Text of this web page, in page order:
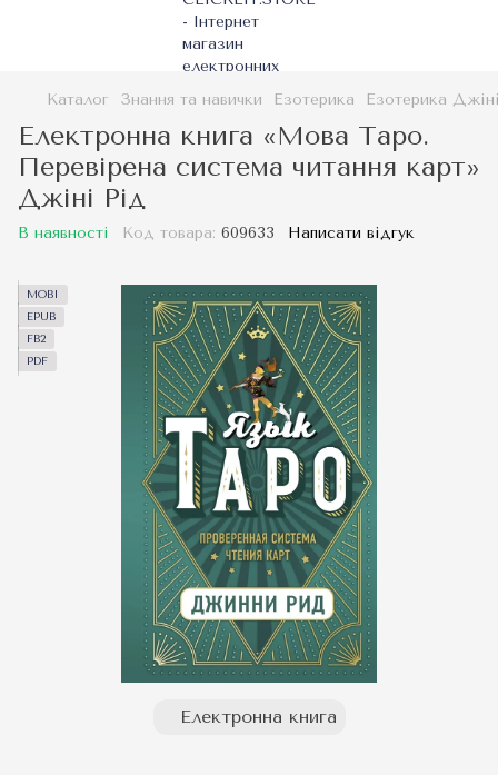
Каталог Знання та навички Езотерика Езотерика
Електронна книга «Мова Таро.
Перевірена система читання карт»
Джіні Рід
В наявності Код товара: 609633 Написати відгук
MOBI
EPUB
FB2
PDF
Електронна книга